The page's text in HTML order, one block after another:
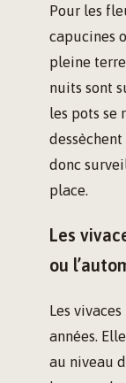
Pour les
capucines
pleine
nuits sont
les pots se
donc
place.
Les
ou
Les
années.
au niveau